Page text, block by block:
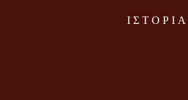
ΙΣΤΟΡΙΑ